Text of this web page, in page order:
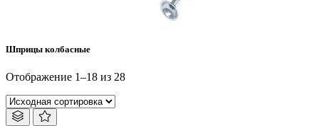
Шприцы колбасные
Отображение 1–18 из 28